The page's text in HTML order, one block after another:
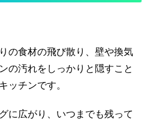
の食材の飛び散り、壁や換気
の汚れをしっかりと隠すこと
ッチンです。
に広がり、いつまでも残って